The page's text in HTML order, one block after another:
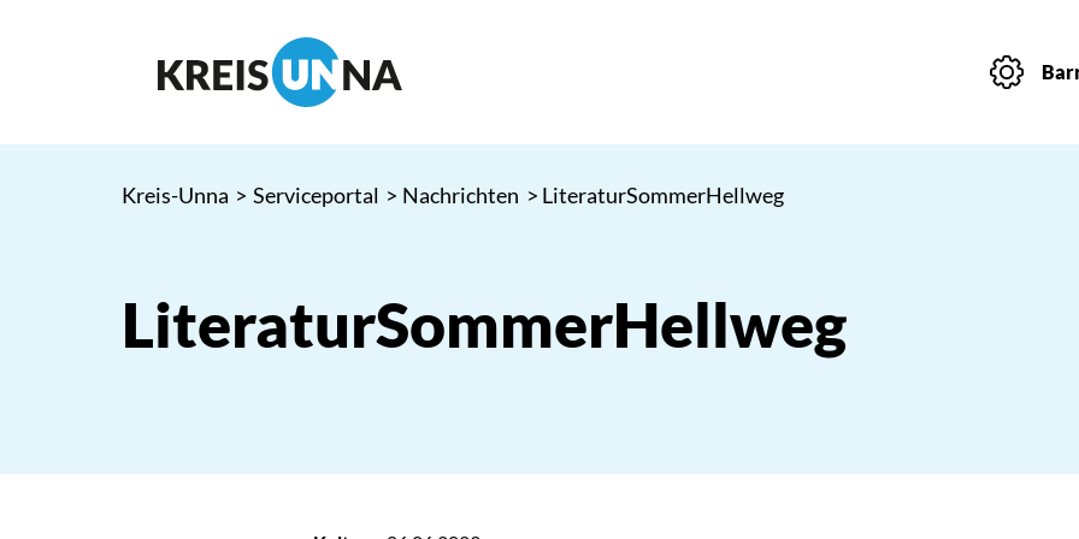
Kreis-Unna > Serviceportal > Nachrichten > LiteraturSommerHellweg
LiteraturSommerHellweg